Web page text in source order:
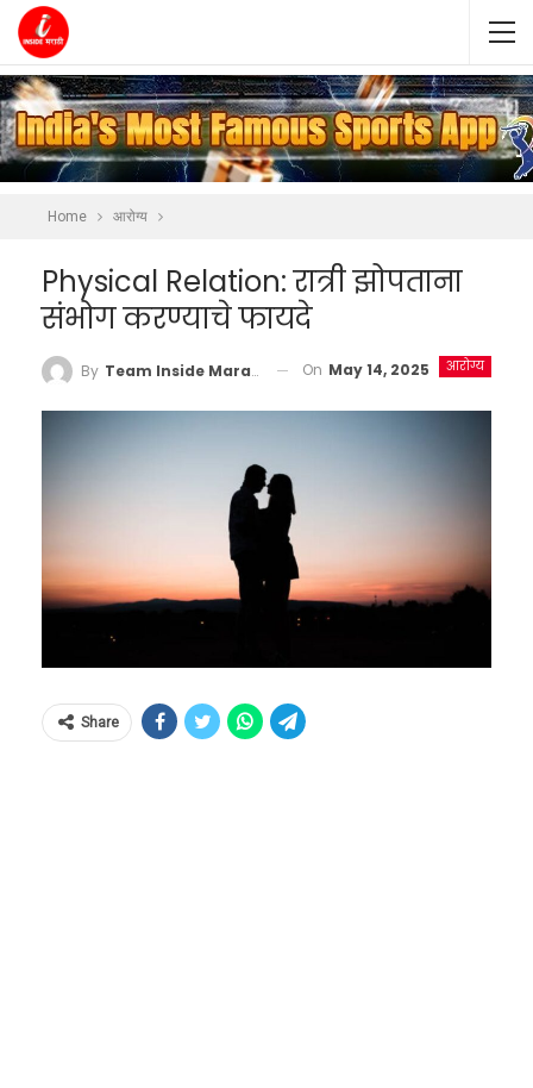
Home आरोग्य
Physical Relation: रात्री झोपताना
संभोग करण्याचे फायदे
आरोग्य
By Team Inside Marathi On May 14, 2025
Share